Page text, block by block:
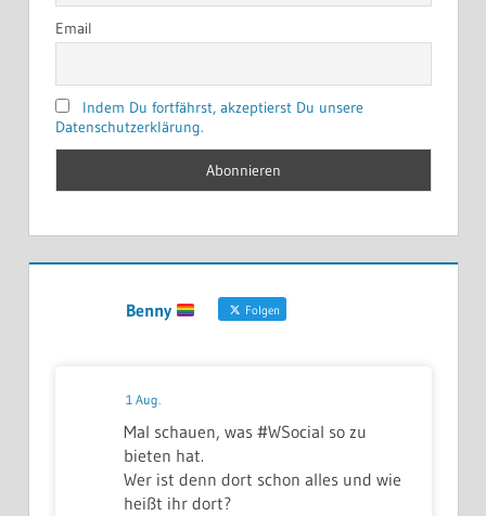
Email
Indem Du fortfährst, akzeptierst Du unsere
Datenschutzerklärung.
Benny Folgen
1 Aug.
Mal schauen, was #WSocial so zu
bieten hat.
Wer ist denn dort schon alles und wie
heißt ihr dort?